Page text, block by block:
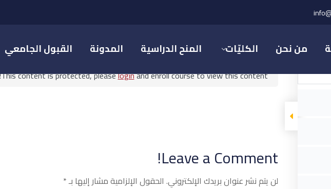
القبول الجامعي المدونة المنح الدراسية الكليّات من نحن
أخلاقيات الإعلام وتشريعاته
الإعلام والاتصال الرقمي أخلاقيات الإعلام وتشريعاته
This content is protected, pleaseloginand enroll course to view this content!
Leave a Comment!
لن يتم نشر عنوان بريدك الإلكتروني. الحقول الإلزامية مشار إليها بـ*